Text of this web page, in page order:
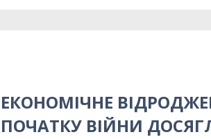
ЕКОНОМІЧНЕ
ПОЧАТКУ ВІЙНИ